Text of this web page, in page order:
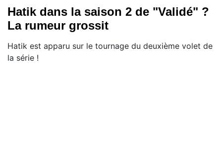
Hatik dans la saison 2 de "Validé" ?
La rumeur grossit
Hatik est apparu sur le tournage du deuxième volet de
la série !